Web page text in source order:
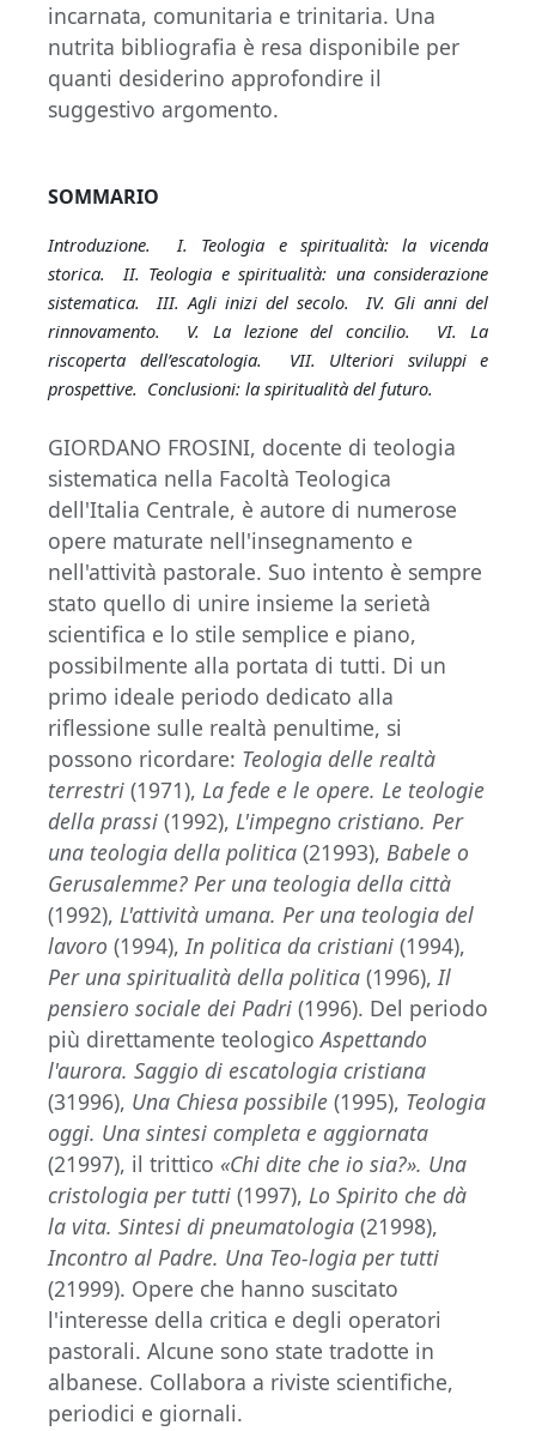
incarnata, comunitaria e trinitaria. Una
nutrita bibliografia è resa disponibile per
quanti desiderino approfondire il
suggestivo argomento.
SOMMARIO
Introduzione. I. Teologia e spiritualità: la vicenda
storica. II. Teologia e spiritualità: una considerazione
sistematica. III. Agli inizi del secolo. IV. Gli anni del
rinnovamento. V. La lezione del concilio. VI. La
riscoperta dell’escatologia. VII. Ulteriori sviluppi e
prospettive. Conclusioni: la spiritualità del futuro.
GIORDANO FROSINI, docente di teologia
sistematica nella Facoltà Teologica
dell'Italia Centrale, è autore di numerose
opere maturate nell'insegnamento e
nell'attività pastorale. Suo intento è sempre
stato quello di unire insieme la serietà
scientifica e lo stile semplice e piano,
possibilmente alla portata di tutti. Di un
primo ideale periodo dedicato alla
riflessione sulle realtà penultime, si
possono ricordare: Teologia delle realtà
terrestri (1971), La fede e le opere. Le teologie
della prassi (1992), L'impegno cristiano. Per
una teologia della politica (21993), Babele o
Gerusalemme? Per una teologia della città
(1992), L'attività umana. Per una teologia del
lavoro (1994),In politica da cristiani (1994),
Per una spiritualità della politica (1996), Il
pensiero sociale dei Padri (1996). Del periodo
più direttamente teologicoAspettando
l'aurora. Saggio di escatologia cristiana
(31996), Una Chiesa possibile (1995), Teologia
oggi. Una sintesi completa e aggiornata
(21997), il trittico «Chi dite che io sia?». Una
cristologia per tutti (1997), Lo Spirito che dà
la vita. Sintesi di pneumatologia (21998),
Incontro al Padre. Una Teo-logia per tutti
(21999). Opere che hanno suscitato
l'interesse della critica e degli operatori
pastorali. Alcune sono state tradotte in
albanese. Collabora a riviste scientifiche,
periodici e giornali.